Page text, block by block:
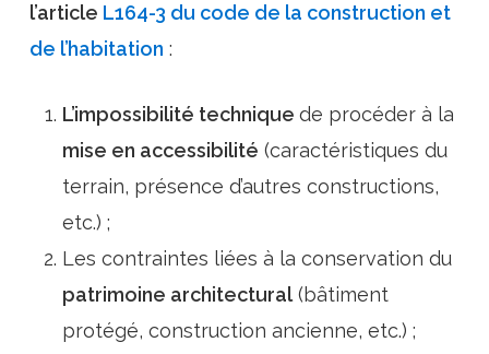
l’article L164-3 du code de la construction et
de l’habitation :
L’impossibilité technique de procéder à la
mise en accessibilité (caractéristiques du
terrain, présence d’autres constructions,
etc.) ;
Les contraintes liées à la conservation du
patrimoine architectural(bâtiment
protégé, construction ancienne, etc.) ;